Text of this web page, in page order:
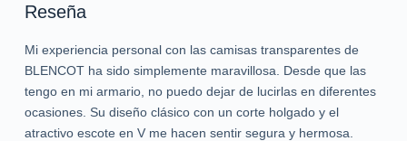
Reseña
Mi experiencia personal con las camisas transparentes de
BLENCOT ha sido simplemente maravillosa. Desde que las
tengo en mi armario, no puedo dejar de lucirlas en diferentes
ocasiones. Su diseño clásico con un corte holgado y el
atractivo escote en V me hacen sentir segura y hermosa.